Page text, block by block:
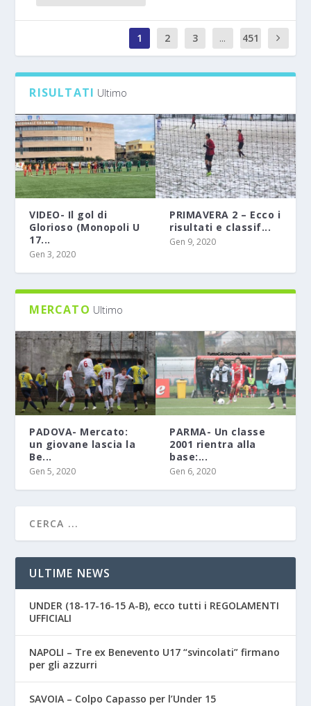
1 2 3 ...
451
1
RISULTATI Ultimo
VIDEO- Il gol di
Glorioso (Monopoli U
17...
Gen 3, 2020
PRIMAVERA 2 – Ecco i
risultati e classif...
Gen 9, 2020
MERCATO Ultimo
PADOVA- Mercato:
un giovane lascia la
Be...
Gen 5, 2020
PARMA- Un classe
2001 rientra alla
base:...
Gen 6, 2020
ULTIME NEWS
UNDER (18-17-16-15 A-B), ecco tutti i REGOLAMENTI
UFFICIALI
NAPOLI – Tre ex Benevento U17 “svincolati” firmano
per gli azzurri
SAVOIA – Colpo Capasso per l’Under 15